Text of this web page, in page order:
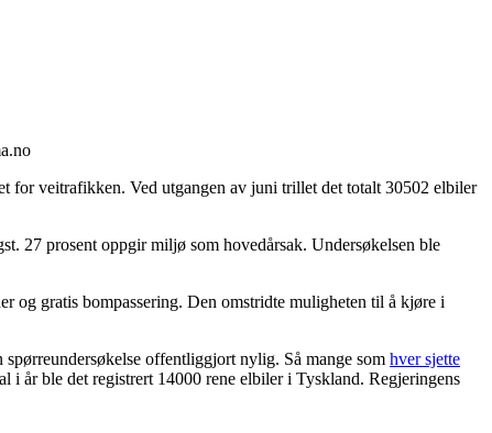
for veitrafikken. Ved utgangen av juni trillet det totalt 30502 elbiler
27 prosent oppgir miljø som hovedårsak. Undersøkelsen ble
og gratis bompassering. Den omstridte muligheten til å kjøre i
offentliggjort nylig. Så mange som hver sjette
år ble det registrert 14000 rene elbiler i Tyskland. Regjeringens